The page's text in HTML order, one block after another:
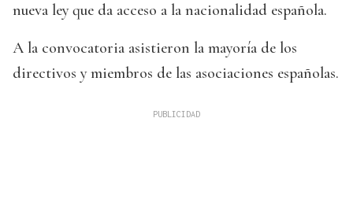
nueva ley que da acceso a la nacionalidad española.
A la convocatoria asistieron la mayoría de los
directivos y miembros de las asociaciones españolas.